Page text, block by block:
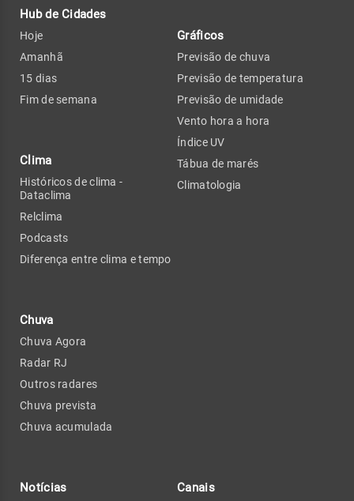
Hub de Cidades
Hoje
Amanhã
15 dias
Fim de semana
Clima
Históricos de clima -
Dataclima
Relclima
Podcasts
Diferença entre clima e tempo
Chuva
Chuva Agora
Radar RJ
Outros radares
Chuva prevista
Chuva acumulada
Gráficos
Previsão de chuva
Previsão de temperatura
Previsão de umidade
Vento hora a hora
Índice UV
Tábua de marés
Climatologia
Notícias Canais